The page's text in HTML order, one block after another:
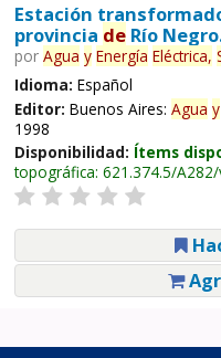
Estación
provincia deRío
por Agua y Energía Eléctrica,
Idioma: Español
Editor: Buenos Aires: Agua y
1998
Disponibilidad: Ítems
topográfica: 621.374.5/